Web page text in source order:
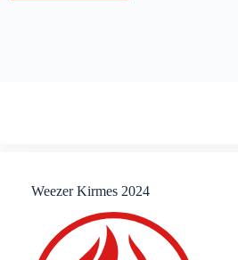
Weezer Kirmes 2024